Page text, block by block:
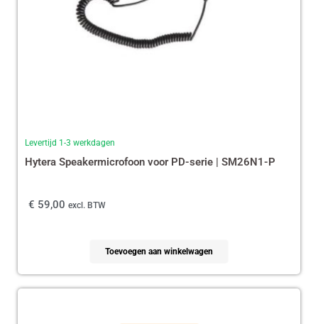
Levertijd 1-3 werkdagen
Hytera Speakermicrofoon voor PD-serie | SM26N1-P
€ 59,00 excl. BTW
Toevoegen aan winkelwagen